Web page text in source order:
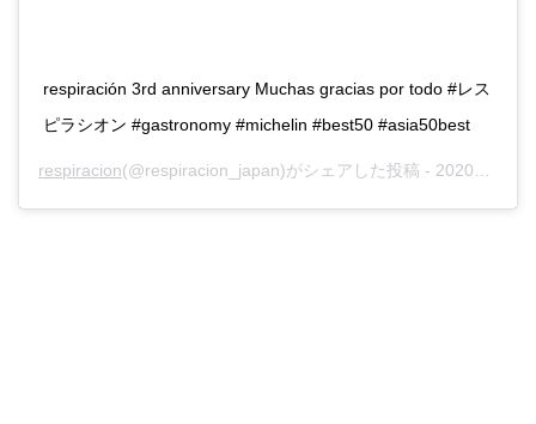
respiración 3rd anniversary Muchas gracias por todo #レス
ピラシオン #gastronomy #michelin #best50 #asia50best
respiracion(@respiracion_japan)がシェアした投稿 - 2020年 7月月4日午前12時50分PDT